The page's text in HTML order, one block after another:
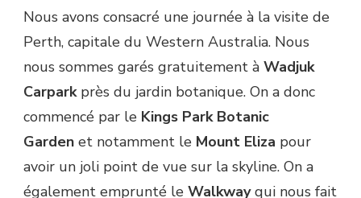
Nous avons consacré une journée à la visite de
Perth, capitale du Western Australia. Nous
nous sommes garés gratuitement à Wadjuk
Carparkprès du jardin botanique. On a donc
commencé par le Kings Park Botanic
Garden et notamment le Mount Eliza pour
avoir un joli point de vue sur la skyline. On a
également emprunté le Walkwayqui nous fait